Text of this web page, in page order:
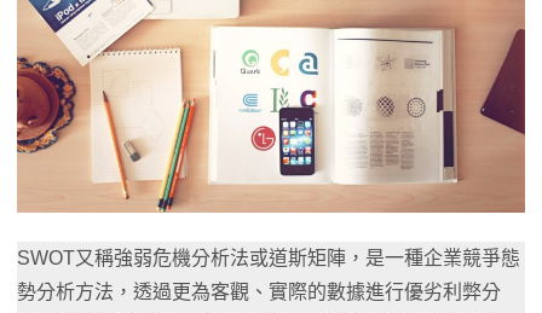
SWOT又稱強弱危機分析法或道斯矩陣，是一種企業競爭態
勢分析方法，透過更為客觀、實際的數據進行優劣利弊分